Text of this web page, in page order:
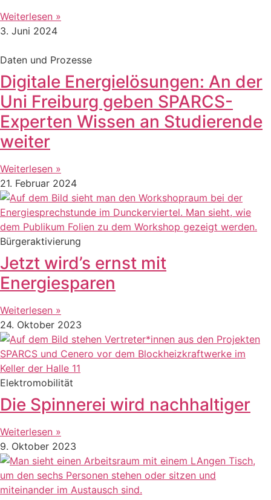
Weiterlesen »
3. Juni 2024
Daten und Prozesse
Digitale Energielösungen: An der
Uni Freiburg geben SPARCS-
Experten Wissen an Studierende
weiter
Weiterlesen »
21. Februar 2024
Bürgeraktivierung
Jetzt wird’s ernst mit
Energiesparen
Weiterlesen »
24. Oktober 2023
Elektromobilität
Die Spinnerei wird nachhaltiger
Weiterlesen »
9. Oktober 2023